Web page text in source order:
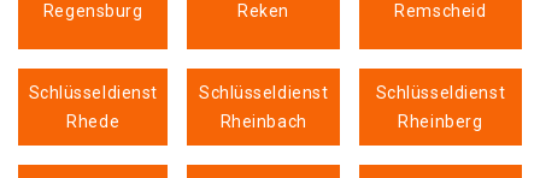
Regensburg
Reken
Remscheid
Schlüsseldienst
Rhede
Schlüsseldienst
Rheinbach
Schlüsseldienst
Rheinberg